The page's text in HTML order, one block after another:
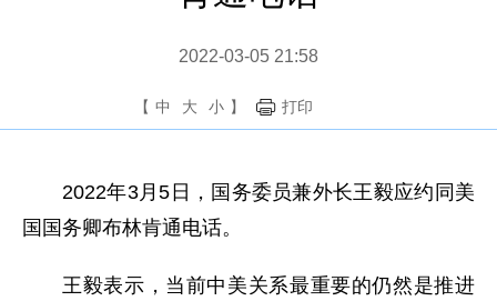
2022-03-05 21:58
【 中 大 小 】 打印
2022年3月5日，国务委员兼外长王毅应约同美
国国务卿布林肯通电话。
王毅表示，当前中美关系最重要的仍然是推进